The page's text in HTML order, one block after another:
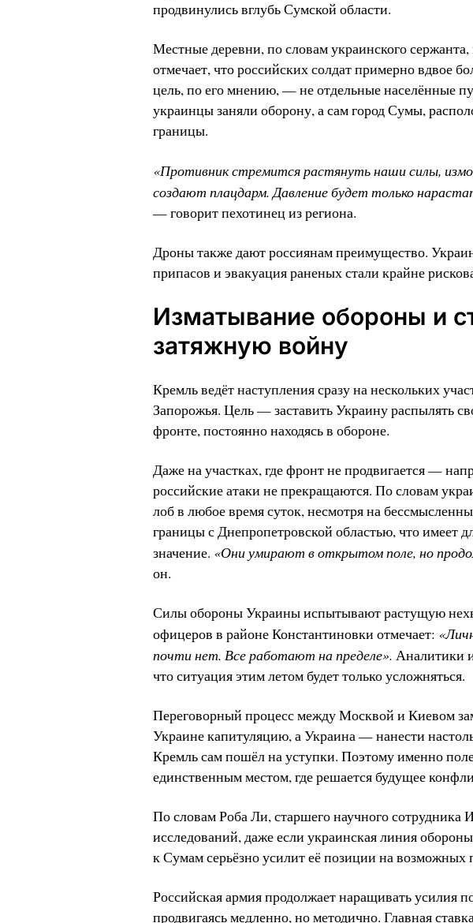
продвинулись вглубь Сумской области.
Местные деревни, по словам украинского
отмечает, что российских солдат примерно вдвое
цель, по его мнению, — не отдельные населённые
украинцы заняли оборону, а сам город Сумы,
границы.
«Противник стремится растянуть наши силы,
создают плацдарм. Давление будет только
— говорит пехотинец из региона.
Дроны также дают россиянам преимущество.
припасов и эвакуация раненых стали крайне
Изматывание обороны и
затяжную войну
Кремль ведёт наступления сразу на нескольких
Запорожья. Цель — заставить Украину распылять
фронте, постоянно находясь в обороне.
Даже на участках, где фронт не продвигается —
российские атаки не прекращаются. По словам
лоб в любое время суток, несмотря на
границы с Днепропетровской областью, что имеет
значение. «Они умирают в открытом поле, но
он.
Силы обороны Украины испытывают растущую
офицеров в районе Константиновки отмечает:
почти нет. Все работают на пределе». Аналитики
что ситуация этим летом будет только усложняться.
Переговорный процесс между Москвой и Киевом
Украине капитуляцию, а Украина — нанести
Кремль сам пошёл на уступки. Поэтому именно поле
единственным местом, где решается будущее
По словам Роба Ли, старшего научного сотрудника
исследований, даже если украинская линия
к Сумам серьёзно усилит её позиции на возможных
Российская армия продолжает наращивать усилия
продвигаясь медленно, но методично. Главная